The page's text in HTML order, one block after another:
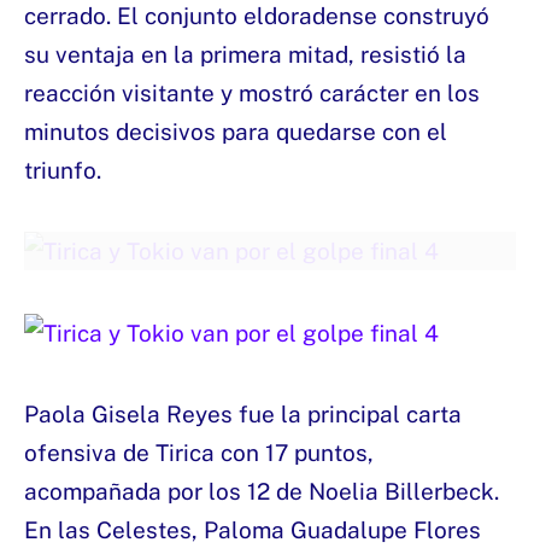
cerrado. El conjunto eldoradense construyó
su ventaja en la primera mitad, resistió la
reacción visitante y mostró carácter en los
minutos decisivos para quedarse con el
triunfo.
Paola Gisela Reyes fue la principal carta
ofensiva de Tirica con 17 puntos,
acompañada por los 12 de Noelia Billerbeck.
En las Celestes, Paloma Guadalupe Flores